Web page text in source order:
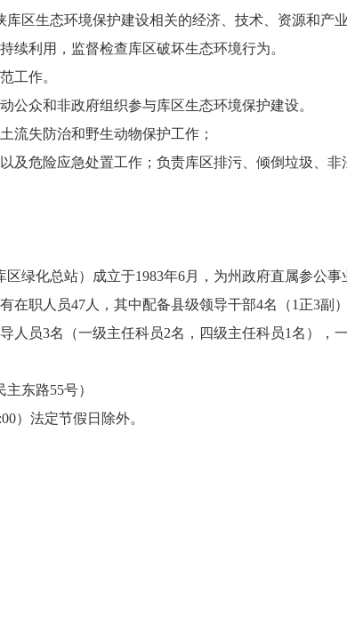
区生态环境保护建设相关的经济、技术、资源和产
利用，监督检查库区破坏生态环境行为。
工作。
众和非政府组织参与库区生态环境保护建设。
失防治和野生动物保护工作；
危险应急处置工作；负责库区排污、倾倒垃圾、非
化总站）成立于1983年6月，为州政府直属参公事
在职人员47人，其中配备县级领导干部4名（1正3副
人员3名（一级主任科员2名，四级主任科员1名），
东路55号）
）法定节假日除外。